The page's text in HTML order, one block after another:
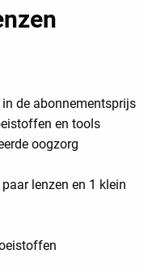
de abonnementsprijs
en tools
oogzorg
lenzen en 1 klein